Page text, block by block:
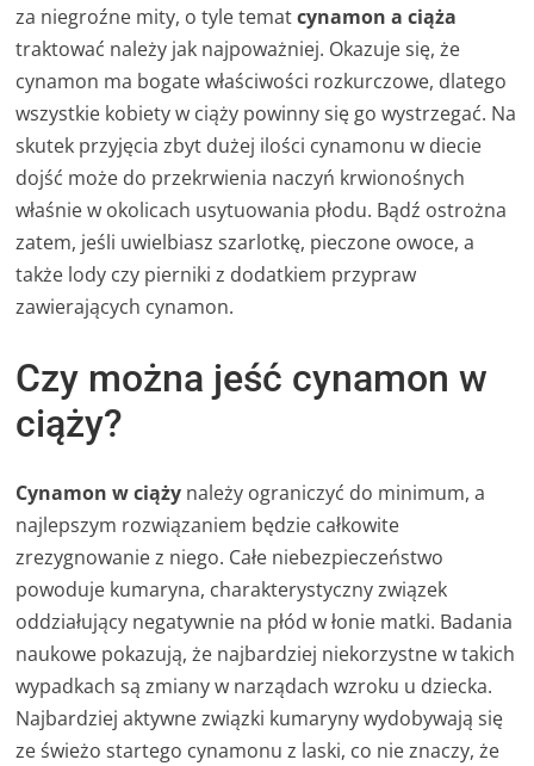
za niegroźne mity, o tyle tematcynamon a ciąża
traktować należy jak najpoważniej. Okazuje się, że
cynamon ma bogate właściwości rozkurczowe, dlatego
wszystkie kobiety w ciąży powinny się go wystrzegać. Na
skutek przyjęcia zbyt dużej ilości cynamonu w diecie
dojść może do przekrwienia naczyń krwionośnych
właśnie w okolicach usytuowania płodu. Bądź ostrożna
zatem, jeśli uwielbiasz szarlotkę, pieczone owoce, a
także lody czy pierniki z dodatkiem przypraw
zawierających cynamon.
Czy można jeść cynamon w
ciąży?
Cynamon w ciąży należy ograniczyć do minimum, a
najlepszym rozwiązaniem będzie całkowite
zrezygnowanie z niego. Całe niebezpieczeństwo
powoduje kumaryna, charakterystyczny związek
oddziałujący negatywnie na płód w łonie matki. Badania
naukowe pokazują, że najbardziej niekorzystne w takich
wypadkach są zmiany w narządach wzroku u dziecka.
Najbardziej aktywne związki kumaryny wydobywają się
ze świeżo startego cynamonu z laski, co nie znaczy, że